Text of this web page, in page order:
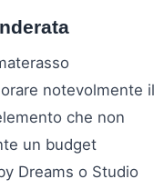
notevolmente il
che non
un budget
Dreams o Studio